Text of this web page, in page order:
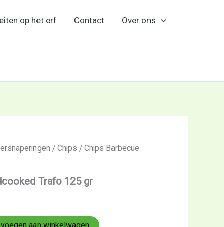
op het erf Contact Over ons
/ Chips / Chips Barbecue
Trafo 125 gr